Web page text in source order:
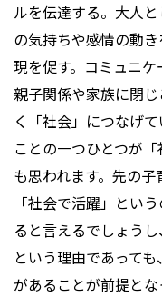
ルを伝達する。大人
の気持ちや感情の動
現を促す。コミュニケ
親子関係や家族に閉
く「社会」につなげ
ことの一つひとつが
も思われます。先の
「社会で活躍」とい
ると言えるでしょう
という理由であって
があることが前提とな